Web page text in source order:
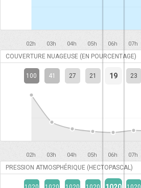
02h 03h 04h 05h 06h 07h
COUVERTURE NUAGEUSE (EN POURCENTAGE)
100 41 27 21 19 23
02h 03h 04h 05h 06h 07h
PRESSION ATMOSPHÉRIQUE (HECTOPASCAL)